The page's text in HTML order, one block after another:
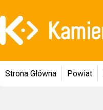
Strona Główna Powiat